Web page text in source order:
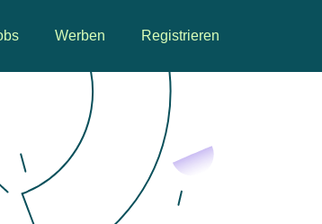
Werben Registrieren